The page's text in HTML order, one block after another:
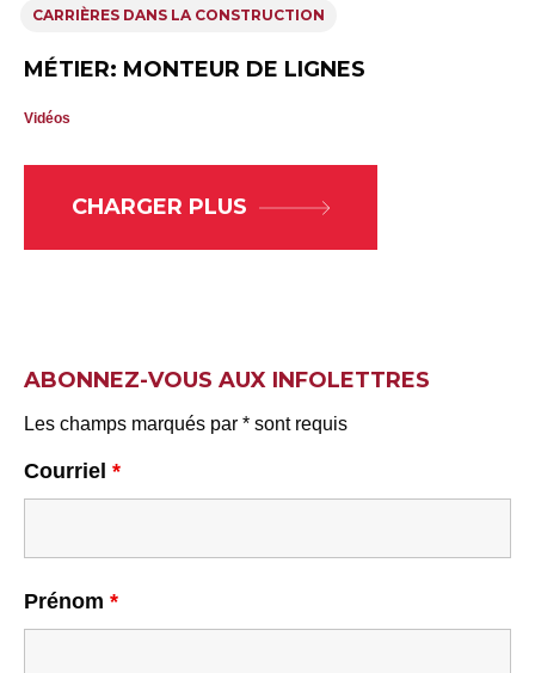
CARRIÈRES DANS LA CONSTRUCTION
MÉTIER: MONTEUR DE LIGNES
Vidéos
CHARGER PLUS
ABONNEZ-VOUS AUX INFOLETTRES
Les champs marqués par * sont requis
Courriel *
Prénom *